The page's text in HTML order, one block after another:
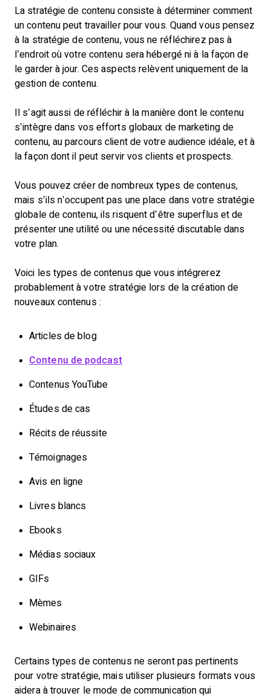
La stratégie de contenu consiste à déterminer comment
un contenu peut travailler pour vous. Quand vous pensez
à la stratégie de contenu, vous ne réfléchirez pas à
l’endroit où votre contenu sera hébergé ni à la façon de
le garder à jour. Ces aspects relèvent uniquement de la
gestion de contenu.
Il s’agit aussi de réfléchir à la manière dont le contenu
s’intègre dans vos efforts globaux de marketing de
contenu, au parcours client de votre audience idéale, et à
la façon dont il peut servir vos clients et prospects.
Vous pouvez créer de nombreux types de contenus,
mais s’ils n’occupent pas une place dans votre stratégie
globale de contenu, ils risquent d’être superflus et de
présenter une utilité ou une nécessité discutable dans
votre plan.
Voici les types de contenus que vous intégrerez
probablement à votre stratégie lors de la création de
nouveaux contenus :
Articles de blog
Contenu de podcast
Contenus YouTube
Études de cas
Récits de réussite
Témoignages
Avis en ligne
Livres blancs
Ebooks
Médias sociaux
GIFs
Mèmes
Webinaires
Certains types de contenus ne seront pas pertinents
pour votre stratégie, mais utiliser plusieurs formats vous
aidera à trouver le mode de communication qui